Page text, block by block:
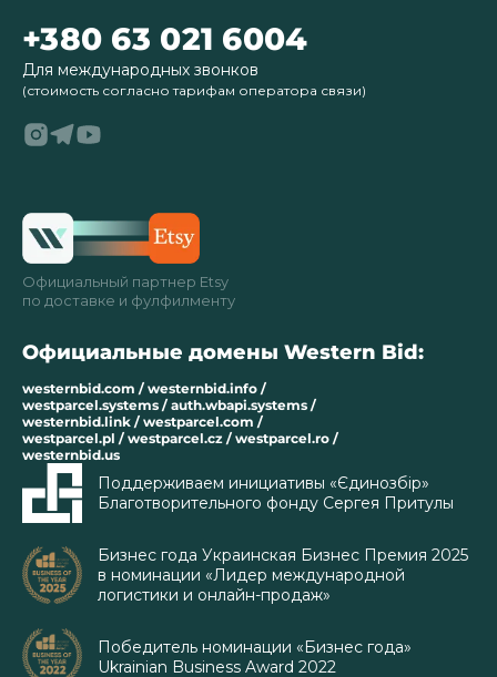
+380 63 021 6004
Для международных звонков
(стоимость согласно тарифам оператора связи)
Официальный партнер Etsy
по доставке и фулфилменту
Официальные домены Western Bid:
westernbid.com / westernbid.info /
westparcel.systems / auth.wbapi.systems /
westernbid.link / westparcel.com /
westparcel.pl / westparcel.cz / westparcel.ro /
westernbid.us
Поддерживаем инициативы «Єдинозбір»
Благотворительного фонду Сергея Притулы
Бизнес года Украинская Бизнес Премия 2025
в номинации «Лидер международной
логистики и онлайн-продаж»
Победитель номинации «Бизнес года»
Ukrainian Business Award 2022